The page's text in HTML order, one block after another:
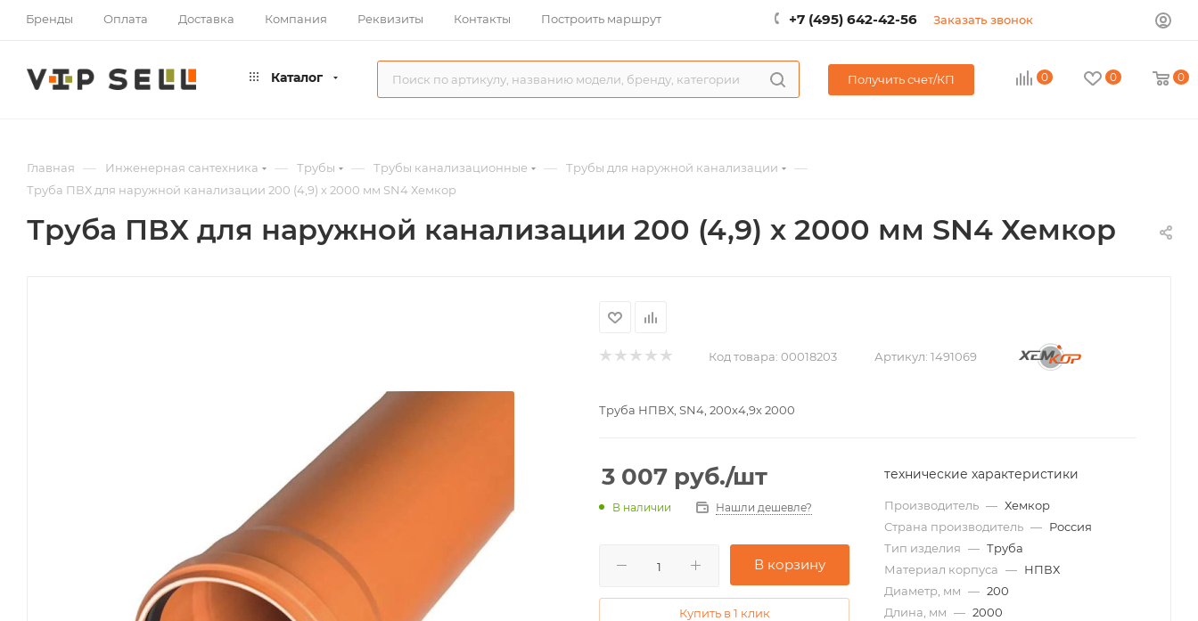
Бренды Оплата Доставка Компания Реквизиты Контакты Построить маршрут +7 (495) 642-42-56 Заказать звонок
Каталог Получить счет/КП 0 0 0
Главная — Инженерная сантехника — Трубы — Трубы канализационные — Трубы для наружной канализации —
Труба ПВХ для наружной канализации 200 (4,9) х 2000 мм SN4 Хемкор
Труба ПВХ для наружной канализации 200 (4,9) х 2000 мм SN4 Хемкор
Код товара: 00018203 Артикул: 1491069
Труба НПВХ, SN4, 200х4,9х 2000
3 007 руб./шт
В наличии Нашли дешевле?
В корзину
Купить в 1 клик
технические характеристики
Производитель — Хемкор
Страна производитель — Россия
Тип изделия — Труба
Материал корпуса — НПВХ
Диаметр, мм — 200
Длина, мм — 2000